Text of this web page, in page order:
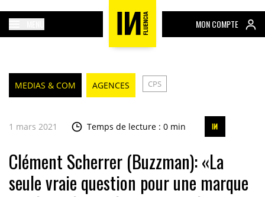
MON COMPTE
MEDIAS & COM AGENCES CPS
1 mars 2021 Temps de lecture : 0 min
Clément Scherrer (Buzzman): «La
seule vraie question pour une marque